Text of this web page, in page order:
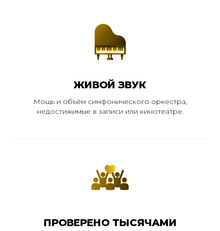
ЖИВОЙ ЗВУК
Мощь и объём симфонического оркестра,
недостижимые в записи или кинотеатре.
ПРОВЕРЕНО ТЫСЯЧАМИ